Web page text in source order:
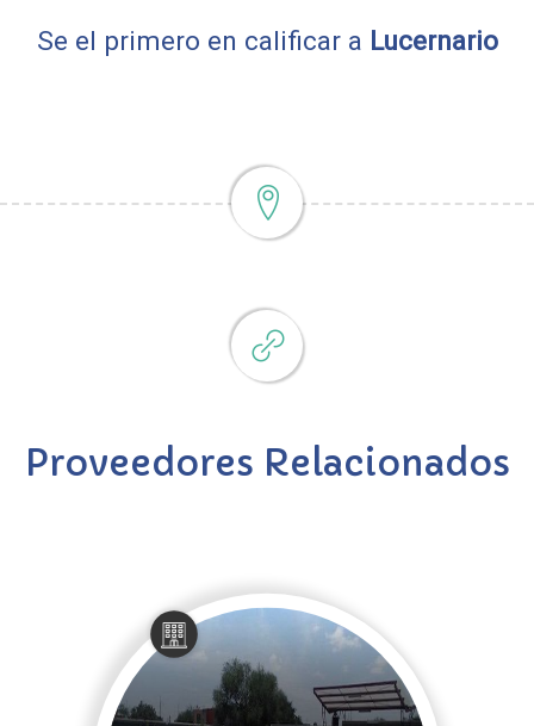
Se el primero en calificar a Lucernario
Proveedores Relacionados